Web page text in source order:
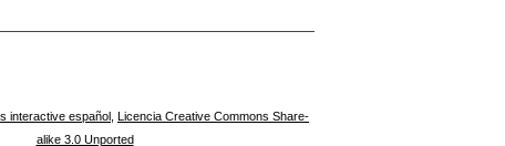
interactive español
Licencia Creative Commons Share-
alike 3.0 Unported